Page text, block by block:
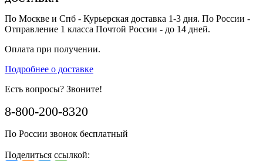
По Москве и Спб - Курьерская доставка 1-3 дня. По России -
Отправление 1 класса Почтой России - до 14 дней.
Оплата при получении.
Подробнее о доставке
Есть вопросы? Звоните!
8-800-200-8320
По России звонок бесплатный
Поделиться ссылкой: